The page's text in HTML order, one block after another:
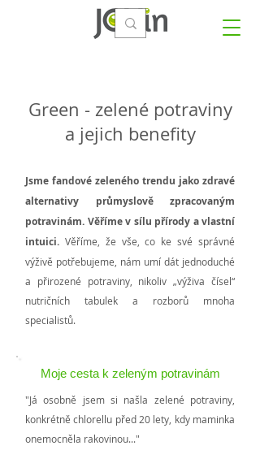
Green - zelené potraviny
a jejich benefity
Jsme fandové zeleného trendu jako zdravé
alternativy průmyslově zpracovaným
potravinám. Věříme v sílu přírody a vlastní
intuici. Věříme, že vše, co ke své správné
výživě potřebujeme, nám umí dát jednoduché
a přirozené potraviny, nikoliv „výživa čísel“
nutričních tabulek a rozborů mnoha
specialistů.
Moje cesta k zeleným potravinám
"Já osobně jsem si našla zelené potraviny,
konkrétně chlorellu před 20 lety, kdy maminka
onemocněla rakovinou..."